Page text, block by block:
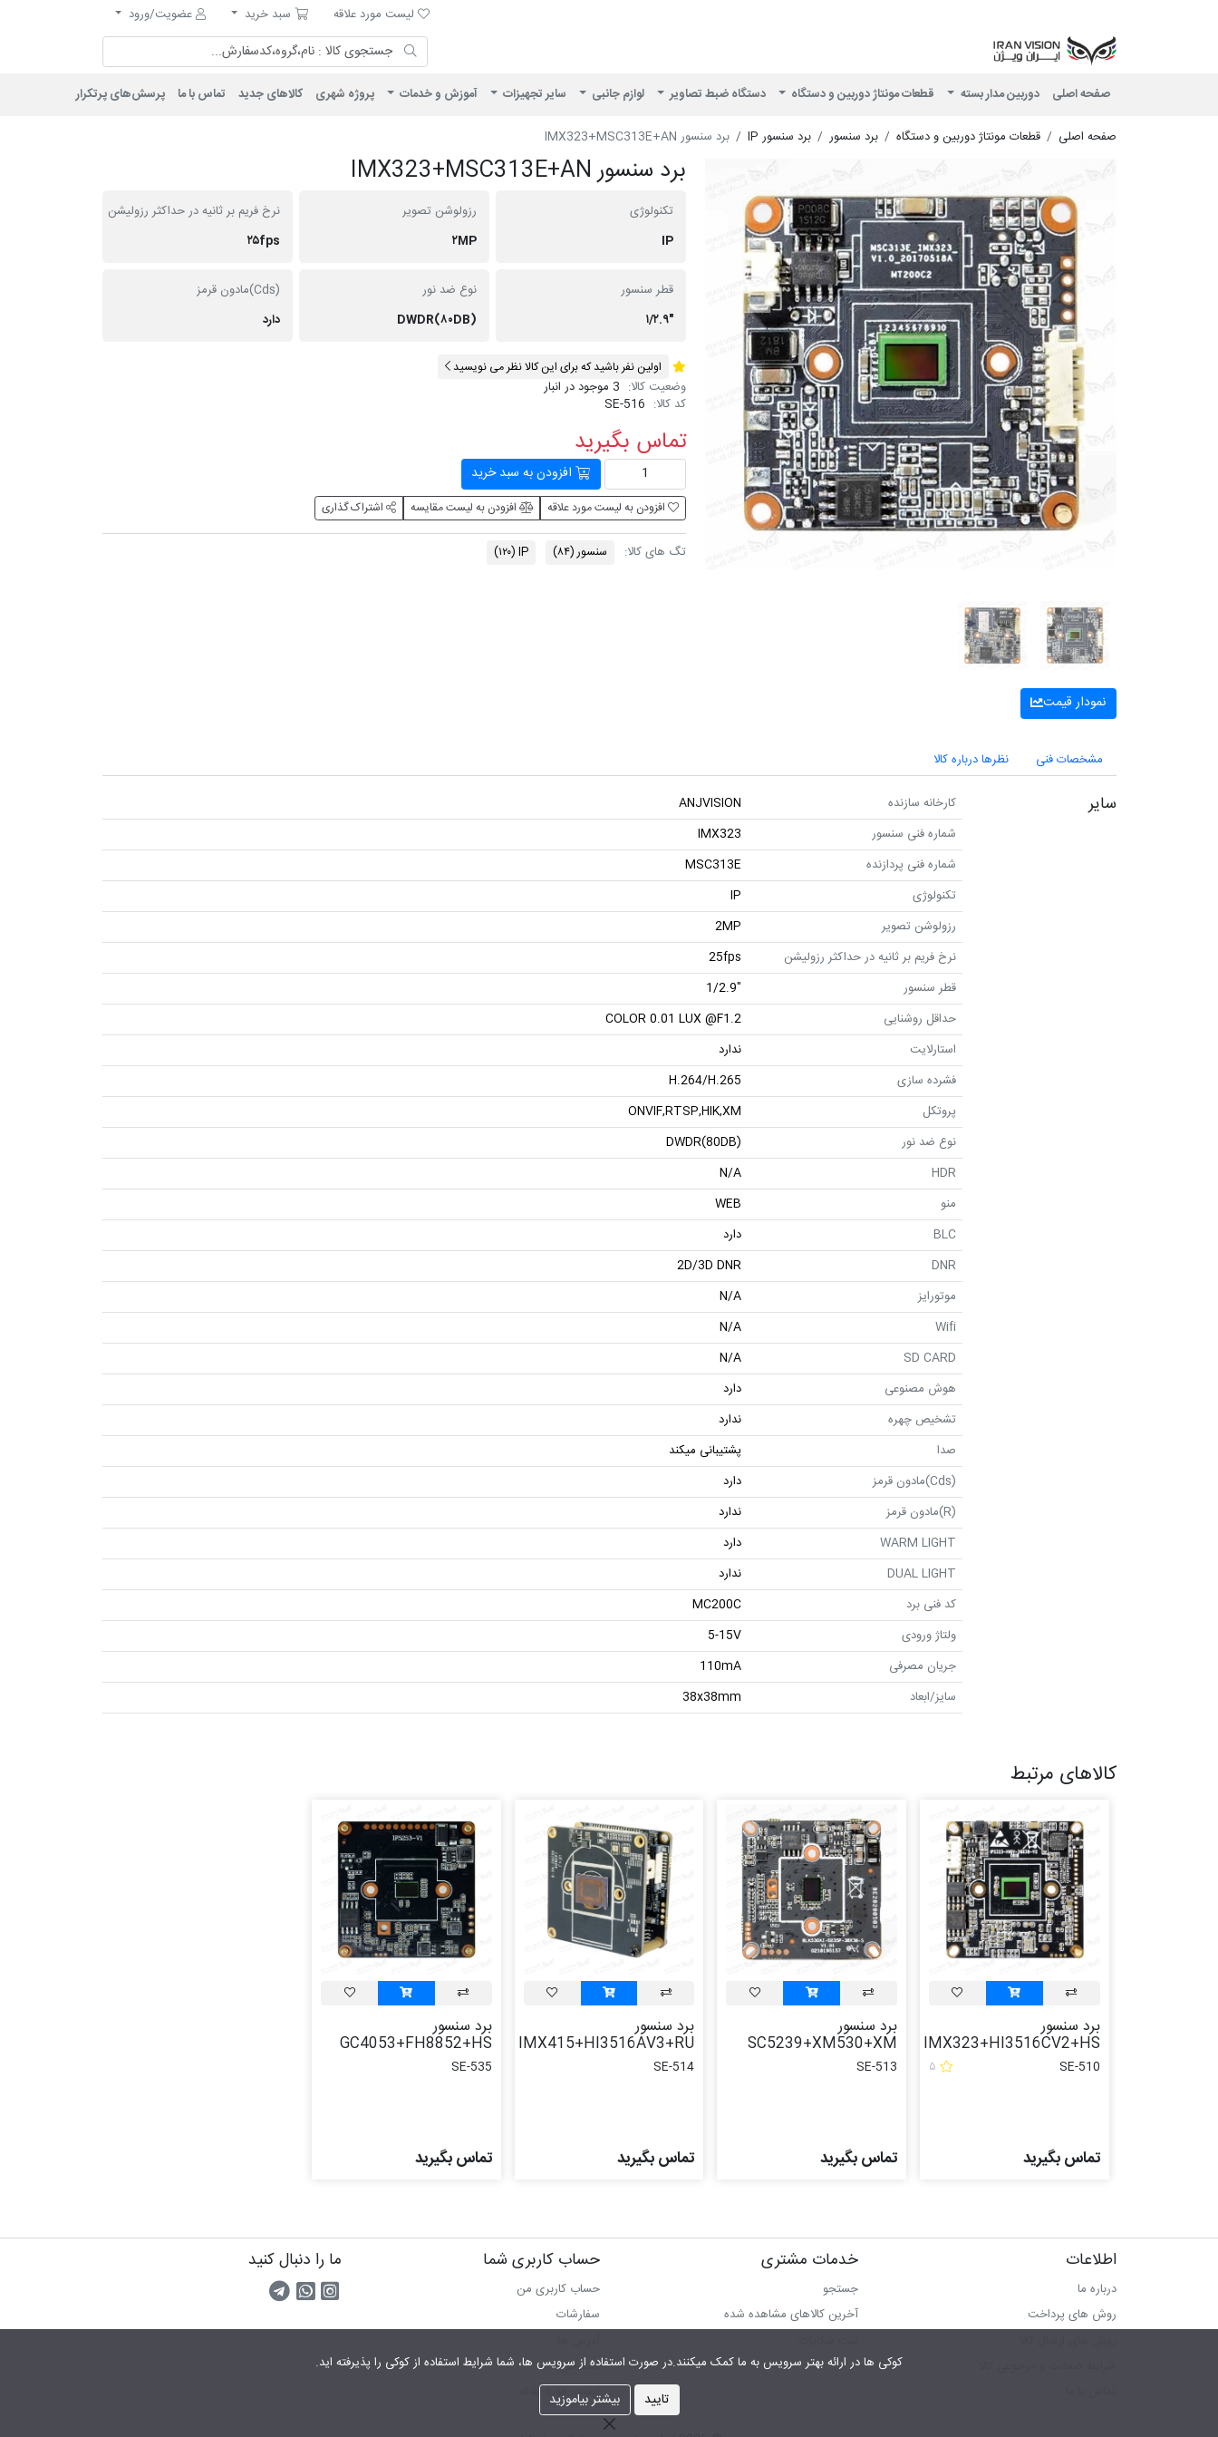
کوکی ها در ارائه بهتر سرویس‎ به ما کمک می‎کنند.در صورت استفاده از سرویس ها، شما شرایط استفاده از کوکی را پذیرفته اید.
تایید بیشتر بیاموزید
لیست مورد علاقه
لیست مورد علاقه سبد خرید
سبد خرید
عضویت/ورود
صفحه اصلی دوربین مدار بسته قطعات مونتاژ دوربین و دستگاه دستگاه ضبط تصاویر لوازم جانبی سایر تجهیزات آموزش و خدمات پروژه شهری کالاهای جدید تماس با ما پرسش‌های پرتکرار
صفحه اصلی قطعات مونتاژ دوربین و دستگاه برد سنسور برد سنسور IP برد سنسور IMX323+MSC313E+AN
نمودار قیمت
برد سنسور IMX323+MSC313E+AN
تکنولوژی
IP
رزولوشن تصویر
۲MP
نرخ فریم بر ثانیه در حداکثر رزولیشن
۲۵fps
قطر سنسور
"۱/۲.۹
نوع ضد نور
DWDR(۸۰DB)
(Cds)مادون قرمز
دارد
اولین نفر باشید که برای این کالا نظر می نویسید
وضعیت کالا: 3 موجود در انبار
کد کالا: SE-516
تماس بگیرید
افزودن به سبد خرید
افزودن به لیست مورد علاقه افزودن به لیست مقایسه اشتراک گذاری
تگ های کالا: سنسور(۸۴) IP (۱۲۰)
مشخصات فنی نظرها درباره کالا
سایر کارخانه سازنده
ANJVISION
شماره فنی سنسور
IMX323
شماره فنی پردازنده
MSC313E
تکنولوژی
IP
رزولوشن تصویر
2MP
نرخ فریم بر ثانیه در حداکثر رزولیشن
25fps
قطر سنسور
"1/2.9
حداقل روشنایی
COLOR 0.01 LUX @F1.2
استارلایت
ندارد
فشرده سازی
H.264/H.265
پروتکل
ONVIF,RTSP,HIK,XM
نوع ضد نور
DWDR(80DB)
HDR
N/A
منو
WEB
BLC
دارد
DNR
2D/3D DNR
موتورایز
N/A
Wifi
N/A
SD CARD
N/A
هوش مصنوعی
دارد
تشخیص چهره
ندارد
صدا
پشتیبانی میکند
(Cds)مادون قرمز
دارد
(R)مادون قرمز
ندارد
WARM LIGHT
دارد
DUAL LIGHT
ندارد
کد فنی برد
MC200C
ولتاژ ورودی
5-15V
جریان مصرفی
110mA
سایز/ابعاد
38x38mm
کالاهای مرتبط
برد سنسور
IMX323+HI3516CV2+HS
SE-510 ۵
تماس بگیرید
برد سنسور
SC5239+XM530+XM
SE-513
تماس بگیرید
برد سنسور
IMX415+HI3516AV3+RU
SE-514
تماس بگیرید
برد سنسور
GC4053+FH8852+HS
SE-535
تماس بگیرید
اطلاعات
درباره ما
روش های پرداخت
خدمات مشتری
جستجو
آخرین کالاهای مشاهده شده
حساب کاربری شما
حساب کاربری من
سفارشات
سبد خرید
لیست مورد علاقه
ما را دنبال کنید
اینستاگرام
پیام رسان واتس اپ
کانال تلگرام